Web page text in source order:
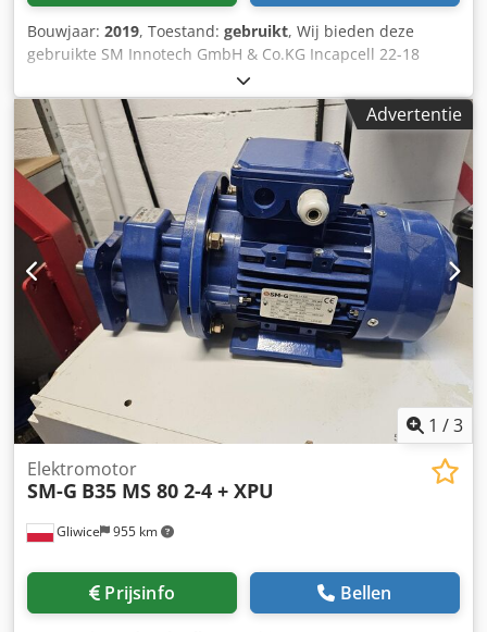
Bouwjaar: 2019, Toestand: gebruikt, Wij bieden deze
gebruikte SM Innotech GmbH & Co.KG Incapcell 22-18
lamineermachine, bouwjaar 2019, aan. De machine heeft
zeer weinig bedrijfsuren omdat deze als testmachine is
gebruikt voor proefdoeleinden. Individuele software-
updates of andere aanpassingen kunnen op aanvraag
worden uitgevoerd. De machine is direct leverbaar. Heeft u
vragen of wilt u meer informatie, stuur ons gerust een
bericht of bel ons. Cjdpfx Asy Dq D Isbujha
Advertentie
1 /3
Gliwice 955 km
Elektromotor
SM-G B35 MS 80 2-4 + XPU
Prijsinfo Bellen